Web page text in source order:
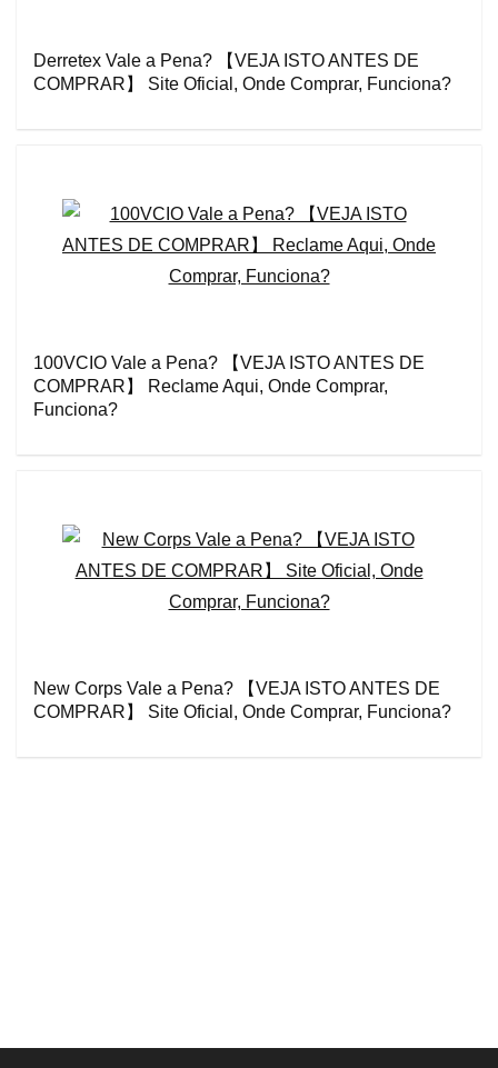
Derretex Vale a Pena? 【VEJA ISTO ANTES DE
COMPRAR】 Site Oficial, Onde Comprar, Funciona?
100VCIO Vale a Pena? 【VEJA ISTO ANTES DE
COMPRAR】 Reclame Aqui, Onde Comprar,
Funciona?
New Corps Vale a Pena? 【VEJA ISTO ANTES DE
COMPRAR】 Site Oficial, Onde Comprar, Funciona?